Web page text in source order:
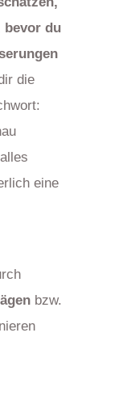
bevor du
die
eine
bzw.